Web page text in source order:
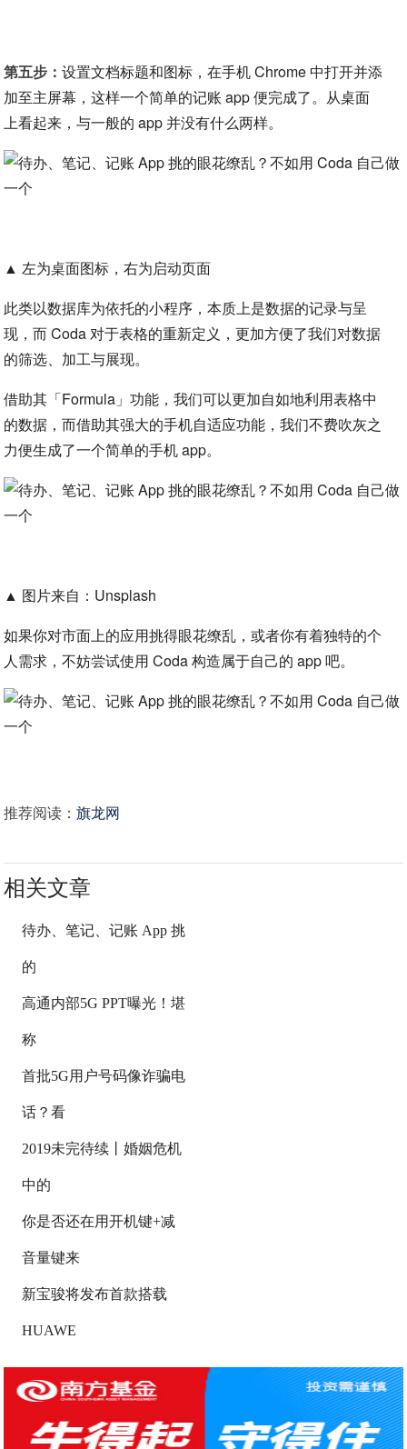
第五步：设置文档标题和图标，在手机 Chrome 中打开并添
加至主屏幕，这样一个简单的记账 app 便完成了。从桌面
上看起来，与一般的 app 并没有什么两样。
▲ 左为桌面图标，右为启动页面
此类以数据库为依托的小程序，本质上是数据的记录与呈
现，而 Coda 对于表格的重新定义，更加方便了我们对数据
的筛选、加工与展现。
借助其「Formula」功能，我们可以更加自如地利用表格中
的数据，而借助其强大的手机自适应功能，我们不费吹灰之
力便生成了一个简单的手机 app。
▲ 图片来自：Unsplash
如果你对市面上的应用挑得眼花缭乱，或者你有着独特的个
人需求，不妨尝试使用 Coda 构造属于自己的 app 吧。
推荐阅读：旗龙网
相关文章
待办、笔记、记账 App 挑
的
高通内部5G PPT曝光！堪
称
首批5G用户号码像诈骗电
话？看
2019未完待续丨婚姻危机
中的
你是否还在用开机键+减
音量键来
新宝骏将发布首款搭载
HUAWE